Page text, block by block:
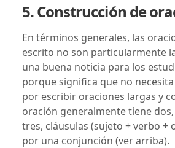
5. Construcción de
En términos generales, las
escrito no son particularmente
una buena noticia para los
porque significa que no
por escribir oraciones largas y
oración generalmente tiene
tres, cláusulas (sujeto + verbo +
por una conjunción (ver arriba).